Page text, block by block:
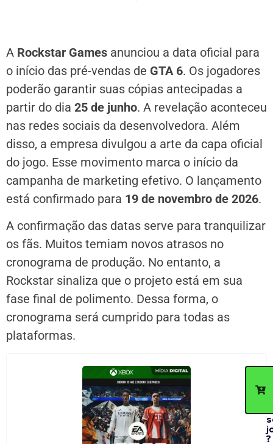
A Rockstar Games anunciou a data oficial para
o início das pré-vendas de GTA 6. Os jogadores
poderão garantir suas cópias antecipadas a
partir do dia 25 de junho. A revelação aconteceu
nas redes sociais da desenvolvedora. Além
disso, a empresa divulgou a arte da capa oficial
do jogo. Esse movimento marca o início da
campanha de marketing efetivo. O lançamento
está confirmado para 19 de novembro de 2026.
A confirmação das datas serve para tranquilizar
os fãs. Muitos temiam novos atrasos no
cronograma de produção. No entanto, a
Rockstar sinaliza que o projeto está em sua
fase final de polimento. Dessa forma, o
cronograma será cumprido para todas as
plataformas.
?